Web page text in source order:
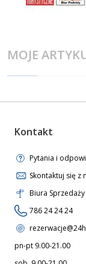
MOJE
Kontakt
Pytania i
Skontaktuj się z
Biura Sprzedaży
786 24 24 24
pn-pt 9.00-21.00